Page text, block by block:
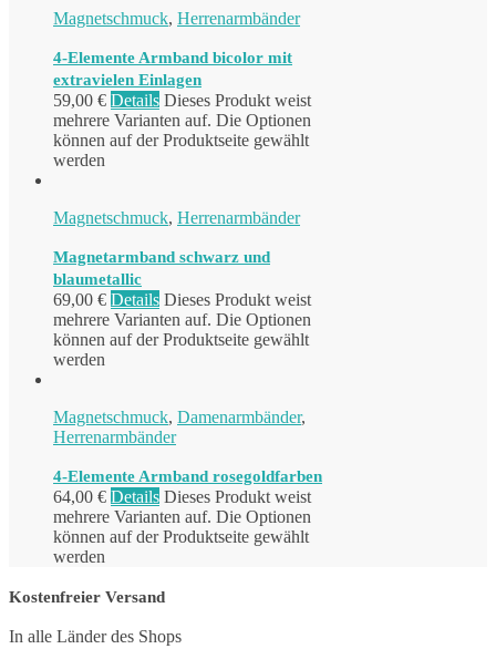
Magnetschmuck, Herrenarmbänder
4-Elemente Armband bicolor mit
extravielen Einlagen
59,00 € Details Dieses Produkt weist
mehrere Varianten auf. Die Optionen
können auf der Produktseite gewählt
werden
Magnetschmuck, Herrenarmbänder
Magnetarmband schwarz und
blaumetallic
69,00 € Details Dieses Produkt weist
mehrere Varianten auf. Die Optionen
können auf der Produktseite gewählt
werden
Magnetschmuck, Damenarmbänder,
Herrenarmbänder
4-Elemente Armband rosegoldfarben
64,00 € Details Dieses Produkt weist
mehrere Varianten auf. Die Optionen
können auf der Produktseite gewählt
werden
Kostenfreier Versand
In alle Länder des Shops